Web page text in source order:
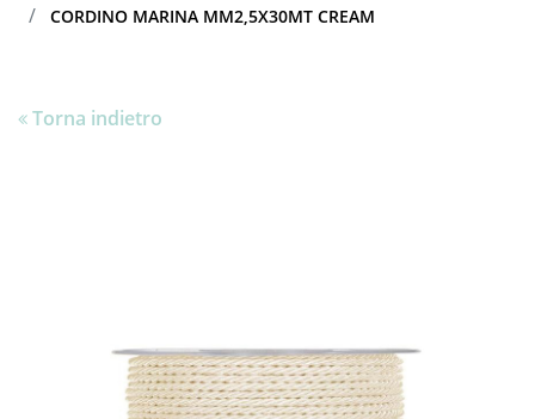
CORDINO MARINA MM2,5X30MT CREAM
Torna indietro